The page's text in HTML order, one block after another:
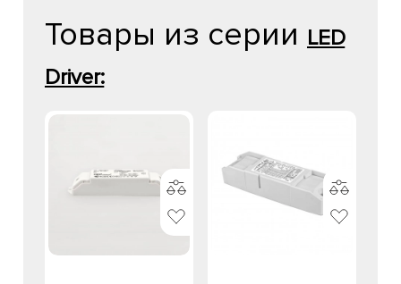
Товары из серии LED
Driver: